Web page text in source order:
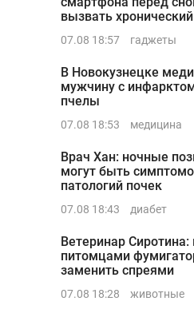
вызвать
07.08 18:57 гаджеты
В Новокузнецке
мужчину с
пчелы
07.08 18:53 медицина
Врач Хан: ночные
могут быть
патологий почек
07.08 18:43 диабет
Ветеринар
питомцами
заменить спреями
07.08 18:28 животные